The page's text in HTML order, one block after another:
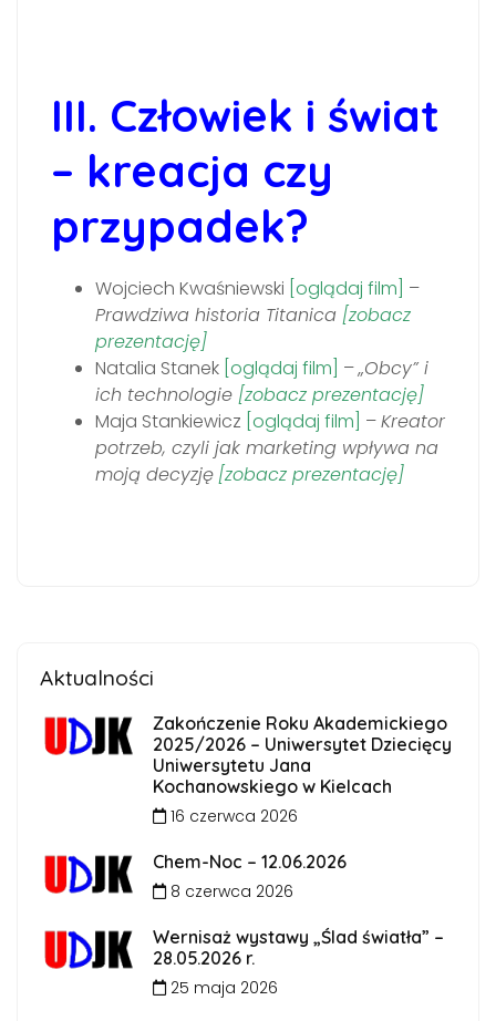
III. Człowiek i świat
– kreacja czy
przypadek?
Wojciech Kwaśniewski [oglądaj film] –
Prawdziwa historia Titanica [zobacz
prezentację]
Natalia Stanek [oglądaj film] –„Obcy” i
ich technologie [zobacz prezentację]
Maja Stankiewicz [oglądaj film] –Kreator
potrzeb, czyli jak marketing wpływa na
moją decyzję [zobacz prezentację]
Aktualności
Zakończenie Roku Akademickiego
2025/2026 – Uniwersytet Dziecięcy
Uniwersytetu Jana
Kochanowskiego w Kielcach
16 czerwca 2026
Chem-Noc – 12.06.2026
8 czerwca 2026
Wernisaż wystawy „Ślad światła” –
28.05.2026 r.
25 maja 2026